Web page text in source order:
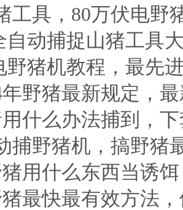
工具，80万伏电野
自动捕捉山猪工具
野猪机教程，最先
年野猪最新规定，
什么办法捕到，
捕野猪机，搞野猪
用什么东西当诱
最快最有效方法